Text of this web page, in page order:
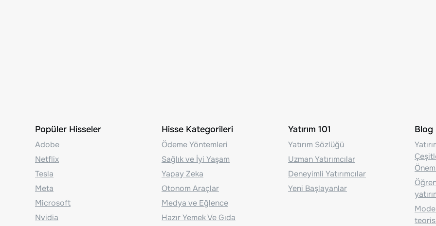
Popüler Hisseler
Adobe
Netflix
Tesla
Meta
Microsoft
Nvidia
Hisse Kategorileri
Ödeme Yöntemleri
Sağlık ve İyi Yaşam
Yapay Zeka
Otonom Araçlar
Medya ve Eğlence
Hazır Yemek Ve Gıda
Yatırım 101
Yatırım Sözlüğü
Uzman Yatırımcılar
Deneyimli Yatırımcılar
Yeni Başlayanlar
Blog